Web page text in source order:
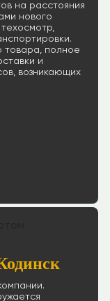
на расстояния
нового
товара, полное
и
возникающих